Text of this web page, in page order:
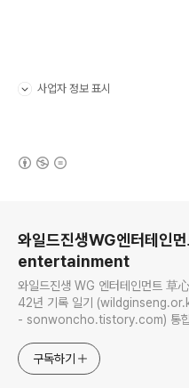
사업자 정보 표시
와일드진생WG엔터테인
entertainment
와일드진생 WG 엔터테인먼트 草
42년 기록 일기 (wildginseng.or.kr -
- sonwoncho.tistory.com) 통
구독하기